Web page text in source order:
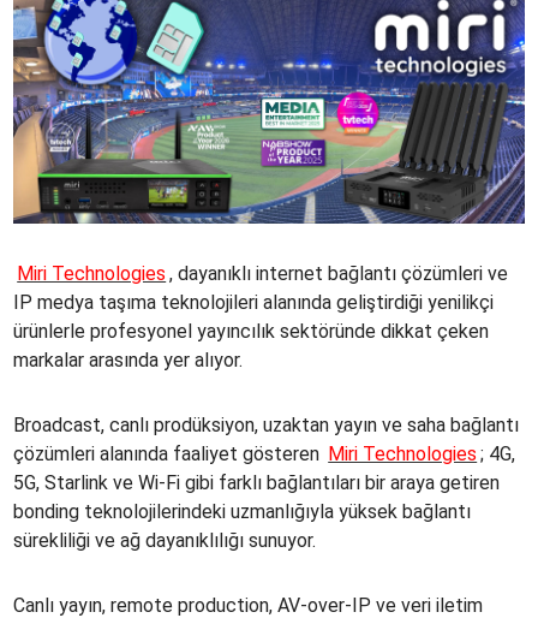
Miri Technologies , dayanıklı internet bağlantı çözümleri ve
IP medya taşıma teknolojileri alanında geliştirdiği yenilikçi
ürünlerle profesyonel yayıncılık sektöründe dikkat çeken
markalar arasında yer alıyor.
Broadcast, canlı prodüksiyon, uzaktan yayın ve saha bağlantı
çözümleri alanında faaliyet gösteren Miri Technologies ; 4G,
5G, Starlink ve Wi-Fi gibi farklı bağlantıları bir araya getiren
bonding teknolojilerindeki uzmanlığıyla yüksek bağlantı
sürekliliği ve ağ dayanıklılığı sunuyor.
Canlı yayın, remote production, AV-over-IP ve veri iletim